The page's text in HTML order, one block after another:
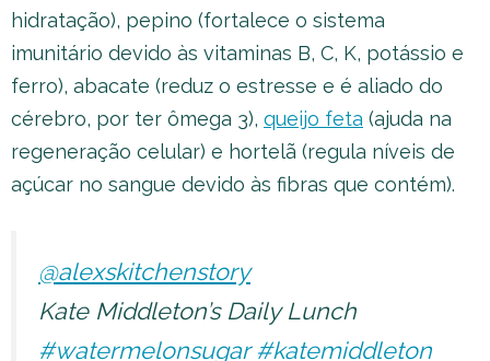
hidratação), pepino (fortalece o sistema
imunitário devido às vitaminas B, C, K, potássio e
ferro), abacate (reduz o estresse e é aliado do
cérebro, por ter ômega 3), queijo feta (ajuda na
regeneração celular) e hortelã (regula níveis de
açúcar no sangue devido às fibras que contém).
@alexskitchenstory
Kate Middleton’s Daily Lunch
#watermelonsugar #katemiddleton